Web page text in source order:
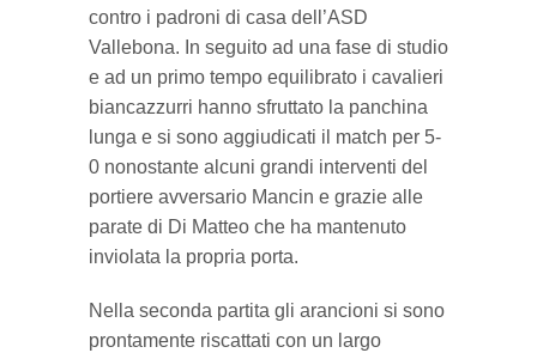
contro i padroni di casa dell’ASD
Vallebona. In seguito ad una fase di studio
e ad un primo tempo equilibrato i cavalieri
biancazzurri hanno sfruttato la panchina
lunga e si sono aggiudicati il match per 5-
0 nonostante alcuni grandi interventi del
portiere avversario Mancin e grazie alle
parate di Di Matteo che ha mantenuto
inviolata la propria porta.
Nella seconda partita gli arancioni si sono
prontamente riscattati con un largo